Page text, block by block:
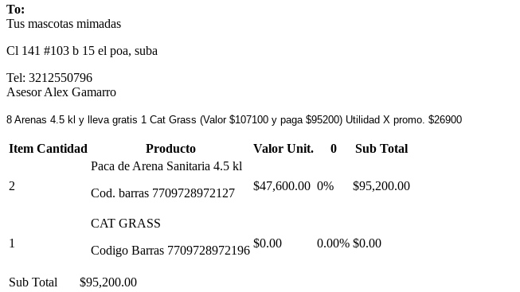
To:
Tus mascotas mimadas
Cl 141 #103 b 15 el poa, suba
Tel: 3212550796
Asesor Alex Gamarro
8 Arenas 4.5 kl y lleva gratis 1 Cat Grass (Valor $107100 y paga $95200) Utilidad X promo. $26900
Item Cantidad Producto Valor Unit. 0 Sub Total
2
Paca de Arena Sanitaria 4.5 kl
Cod. barras 7709728972127
$47,600.00 0% $95,200.00
1
CAT GRASS
Codigo Barras 7709728972196
$0.00 0.00% $0.00
Sub Total $95,200.00